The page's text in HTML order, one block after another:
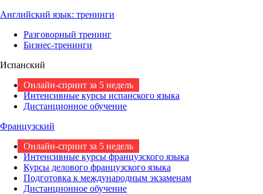
Английский язык: тренинги
Разговорный тренинг
Бизнес-тренинги
Испанский
Онлайн-спринт за 5 недель
Интенсивные курсы испанского языка
Дистанционное обучение
Французский
Онлайн-спринт за 5 недель
Интенсивные курсы французского языка
Курсы делового французского языка
Подготовка к международным экзаменам
Дистанционное обучение